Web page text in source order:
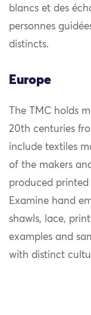
blancs et des
personnes
distincts.
Europe
The TMC holds
20th centuries
include textiles
of the makers
produced
Examine hand
shawls, lace,
examples and
with distinct